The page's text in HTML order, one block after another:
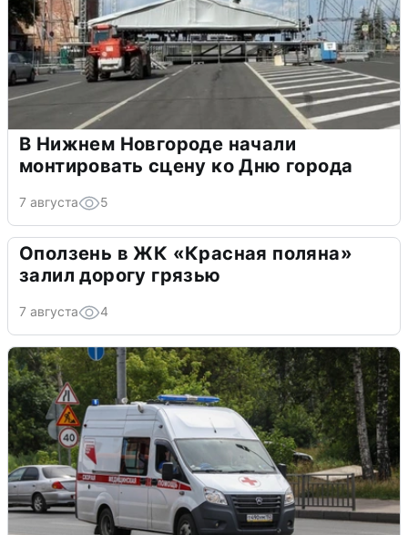
В Нижнем Новгороде начали
монтировать сцену ко Дню города
7 августа 5
Оползень в ЖК «Красная поляна»
залил дорогу грязью
7 августа 4